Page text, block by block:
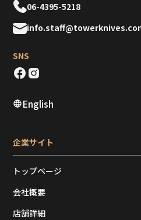
06-4395-5218
SNS
English
企業サイト
トップページ
会社概要
店舗詳細